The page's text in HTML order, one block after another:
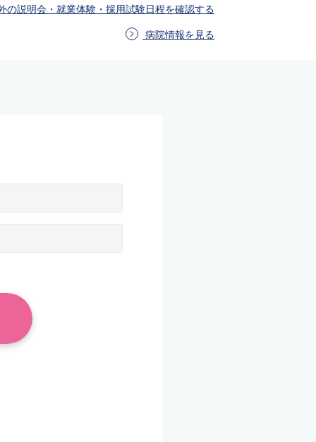
の説明会・就業体験・採用試験日程を確認する
病院情報を見る